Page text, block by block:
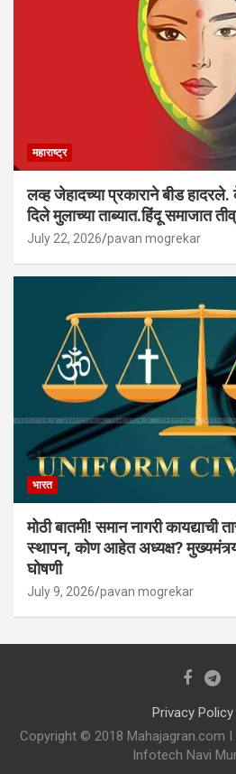
महाराष्ट्र
लव्ह जेहादच्या प्रकाराने बीड
दिले मुलाच्या ताब्यात.हिंदू समाजात
July 22, 2026 pavan mogrekar
भारत
मोठी बातमी! समान नागरी कायद्याची
स्थापन, कोण आहेत अध्यक्ष?
घोषणी
July 9, 2026 pavan mogrekar
Privacy Policy
Copyright © 2018 Mahajagran.com I
Infotech Navi